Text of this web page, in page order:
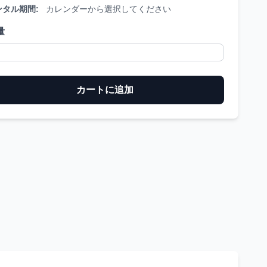
タル期間: カレンダーから選択してください
カートに追加